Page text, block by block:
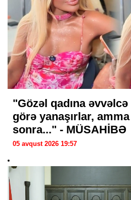
"Gözəl qadına
görə yanaşırlar,
sonra..." - MÜSAHİBƏ
05 avqust 2026 19:57